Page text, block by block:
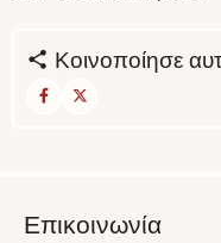
Κοινοποίησε
Επικοινωνία